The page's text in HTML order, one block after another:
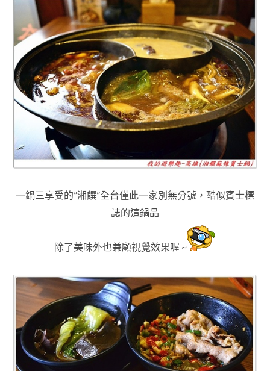
一鍋三享受的”湘饌”全台僅此一家別無分號， 酷似賓士標
誌的這鍋品
除了美味外也兼顧視覺效果喔 ~